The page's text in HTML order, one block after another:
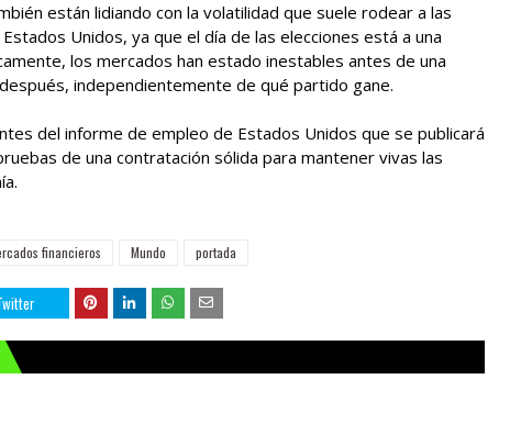
están lidiando con la volatilidad que suele rodear a las
Unidos, ya que el día de las elecciones está a una
los mercados han estado inestables antes de una
independientemente de qué partido gane.
del informe de empleo de Estados Unidos que se publicará
de una contratación sólida para mantener vivas las
financieros Mundo portada